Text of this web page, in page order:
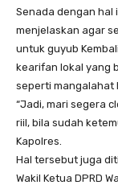
Senada dengan hal
menjelaskan agar
untuk guyub
kearifan lokal yang
seperti mangalahat
“Jadi, mari segera
riil, bila sudah
Kapolres.
Hal tersebut juga
Wakil Ketua DPRD